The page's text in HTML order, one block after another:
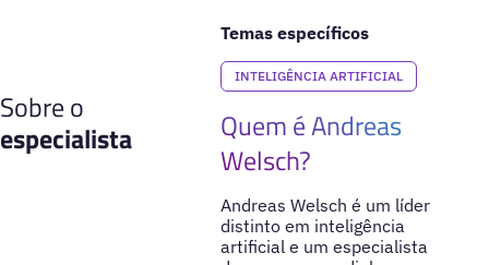
Temas específicos
INTELIGÊNCIA ARTIFICIAL
Sobre o
especialista
Quem é Andreas
Welsch?
Andreas Welsch é um líder
distinto em inteligência
artificial e um especialista